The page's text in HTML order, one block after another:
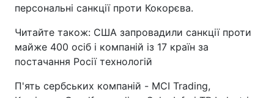
персональні санкції проти Кокорєва.
Читайте також: США запровадили санкції проти
майже 400 осіб і компаній із 17 країн за
постачання Росії технологій
П'ять сербських компаній - MCI Trading,